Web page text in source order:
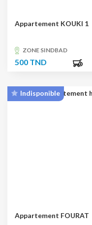
Appartement KOUKI 1
ZONE SINDBAD
500 TND
Indisponible
Appartement FOURAT